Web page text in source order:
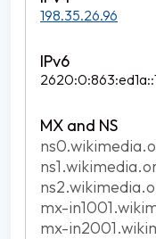
198.35.26.96
mx-
mx-